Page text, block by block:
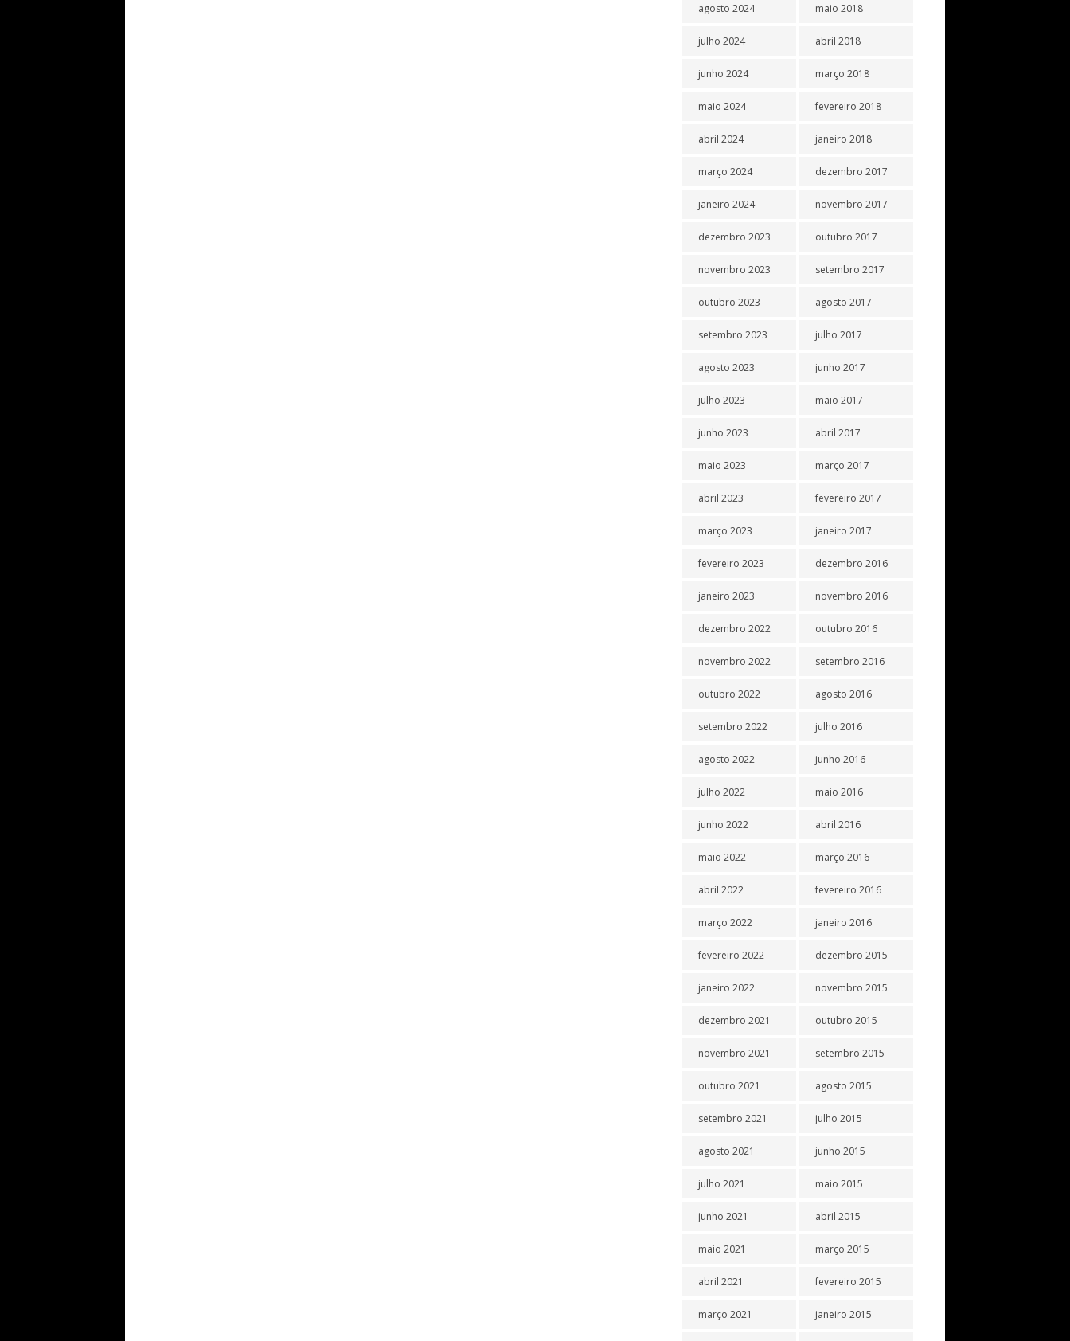
agosto 2024
julho 2024
junho 2024
maio 2024
abril 2024
março 2024
janeiro 2024
dezembro 2023
novembro 2023
outubro 2023
setembro 2023
agosto 2023
julho 2023
junho 2023
maio 2023
abril 2023
março 2023
fevereiro 2023
janeiro 2023
dezembro 2022
novembro 2022
outubro 2022
setembro 2022
agosto 2022
julho 2022
junho 2022
maio 2022
abril 2022
março 2022
fevereiro 2022
janeiro 2022
dezembro 2021
novembro 2021
outubro 2021
setembro 2021
agosto 2021
julho 2021
junho 2021
maio 2021
abril 2021
março 2021
maio 2018
abril 2018
março 2018
fevereiro 2018
janeiro 2018
dezembro 2017
novembro 2017
outubro 2017
setembro 2017
agosto 2017
julho 2017
junho 2017
maio 2017
abril 2017
março 2017
fevereiro 2017
janeiro 2017
dezembro 2016
novembro 2016
outubro 2016
setembro 2016
agosto 2016
julho 2016
junho 2016
maio 2016
abril 2016
março 2016
fevereiro 2016
janeiro 2016
dezembro 2015
novembro 2015
outubro 2015
setembro 2015
agosto 2015
julho 2015
junho 2015
maio 2015
abril 2015
março 2015
fevereiro 2015
janeiro 2015